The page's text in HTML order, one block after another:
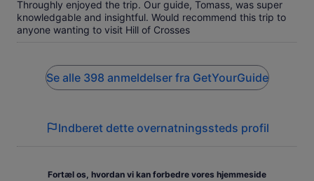
Throughly enjoyed the trip. Our guide, Tomass, was super
knowledgable and insightful. Would recommend this trip to
anyone wanting to visit Hill of Crosses
Se alle 398 anmeldelser fra GetYourGuide
Indberet dette overnatningssteds profil
Fortæl os, hvordan vi kan forbedre vores hjemmeside